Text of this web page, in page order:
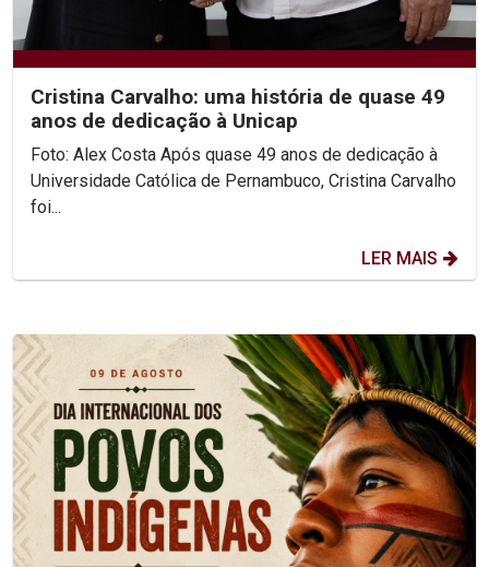
Cristina Carvalho: uma história de quase 49
anos de dedicação à Unicap
Foto: Alex Costa Após quase 49 anos de dedicação à
Universidade Católica de Pernambuco, Cristina Carvalho
foi...
LER MAIS